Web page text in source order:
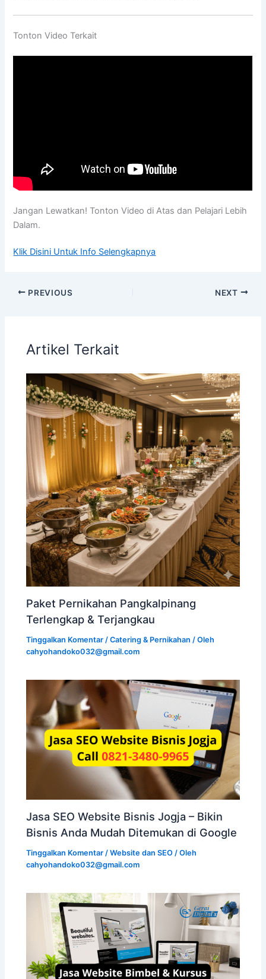
Tonton Video Terkait
Jangan Lewatkan! Tonton Video di Atas dan Pelajari Lebih
Dalam.
Klik Disini Untuk Info Selengkapnya
PREVIOUS NEXT
Artikel Terkait
Paket Pernikahan Pangkalpinang
Terlengkap & Terjangkau
Tinggalkan Komentar /Catering & Pernikahan / Oleh
cahyohandoko032@gmail.com
Jasa SEO Website Bisnis Jogja – Bikin
Bisnis Anda Mudah Ditemukan di Google
Tinggalkan Komentar /Website dan SEO / Oleh
cahyohandoko032@gmail.com